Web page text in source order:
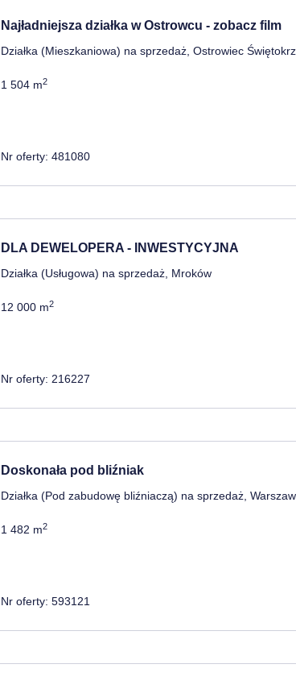
Najładniejsza działka w Ostrowcu - zobacz film
Działka (Mieszkaniowa) na sprzedaż, Ostrowiec
1 504 m2
Nr oferty: 481080
DLA DEWELOPERA - INWESTYCYJNA
Działka (Usługowa) na sprzedaż, Mroków
12 000 m2
Nr oferty: 216227
Doskonała pod bliźniak
Działka (Pod zabudowę bliźniaczą) na sprzedaż,
1 482 m2
Nr oferty: 593121